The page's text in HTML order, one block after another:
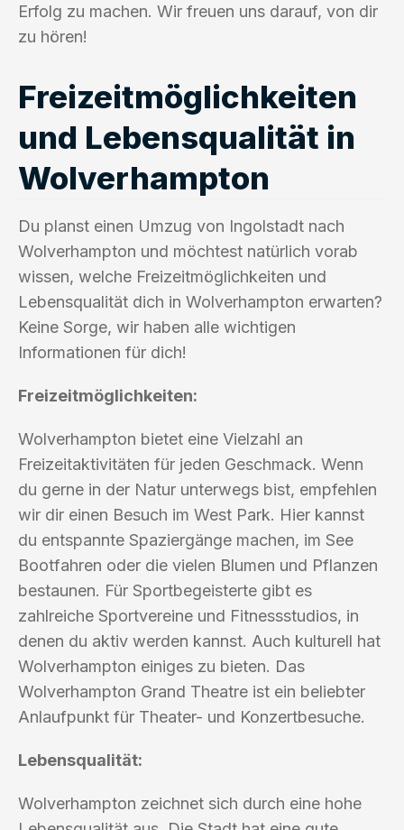
Erfolg zu machen. Wir freuen uns darauf, von dir
zu hören!
Freizeitmöglichkeiten
und Lebensqualität in
Wolverhampton
Du planst einen Umzug von Ingolstadt nach
Wolverhampton und möchtest natürlich vorab
wissen, welche Freizeitmöglichkeiten und
Lebensqualität dich in Wolverhampton erwarten?
Keine Sorge, wir haben alle wichtigen
Informationen für dich!
Freizeitmöglichkeiten:
Wolverhampton bietet eine Vielzahl an
Freizeitaktivitäten für jeden Geschmack. Wenn
du gerne in der Natur unterwegs bist, empfehlen
wir dir einen Besuch im West Park. Hier kannst
du entspannte Spaziergänge machen, im See
Bootfahren oder die vielen Blumen und Pflanzen
bestaunen. Für Sportbegeisterte gibt es
zahlreiche Sportvereine und Fitnessstudios, in
denen du aktiv werden kannst. Auch kulturell hat
Wolverhampton einiges zu bieten. Das
Wolverhampton Grand Theatre ist ein beliebter
Anlaufpunkt für Theater- und Konzertbesuche.
Lebensqualität:
Wolverhampton zeichnet sich durch eine hohe